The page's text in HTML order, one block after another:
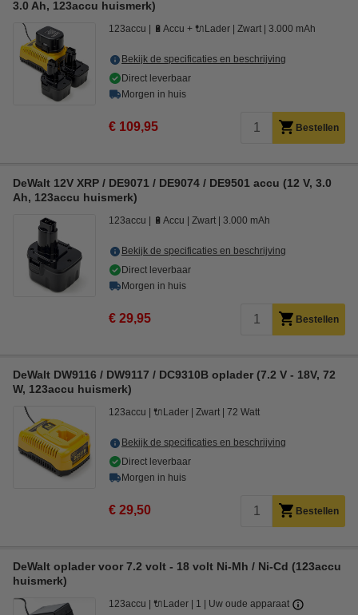
3.0 Ah, 123accu huismerk)
123accu 🔋Accu + 🔌Lader Zwart 3.000 mAh
Bekijk de specificaties en beschrijving
Direct leverbaar
Morgen in huis
€ 109,95 Bestellen
DeWalt 12V XRP / DE9071 / DE9074 / DE9501 accu (12 V, 3.0
Ah, 123accu huismerk)
123accu 🔋Accu Zwart 3.000 mAh
Bekijk de specificaties en beschrijving
Direct leverbaar
Morgen in huis
€ 29,95 Bestellen
DeWalt DW9116 / DW9117 / DC9310B oplader (7.2 V - 18V, 72
W, 123accu huismerk)
123accu 🔌Lader Zwart 72 Watt
Bekijk de specificaties en beschrijving
Direct leverbaar
Morgen in huis
€ 29,50 Bestellen
DeWalt oplader voor 7.2 volt - 18 volt Ni-Mh / Ni-Cd (123accu
huismerk)
123accu 🔌Lader 1 Uw oude apparaat